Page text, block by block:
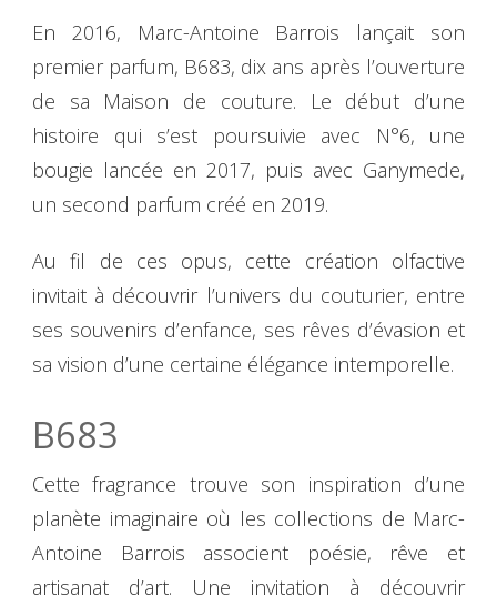
En 2016, Marc-Antoine Barrois lançait son
premier parfum, B683, dix ans après l’ouverture
de sa Maison de couture. Le début d’une
histoire qui s’est poursuivie avec N°6, une
bougie lancée en 2017, puis avec Ganymede,
un second parfum créé en 2019.
Au fil de ces opus, cette création olfactive
invitait à découvrir l’univers du couturier, entre
ses souvenirs d’enfance, ses rêves d’évasion et
sa vision d’une certaine élégance intemporelle.
B683
Cette fragrance trouve son inspiration d’une
planète imaginaire où les collections de Marc-
Antoine Barrois associent poésie, rêve et
artisanat d’art. Une invitation à découvrir